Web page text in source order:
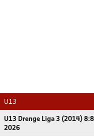
U13
U13 Drenge Liga 3 (2014)
2026